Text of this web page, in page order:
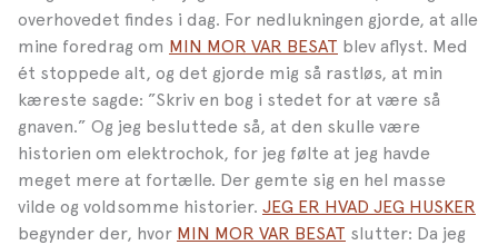
overhovedet findes i dag. For nedlukningen gjorde, at alle
mine foredrag om MIN MOR VAR BESAT blev aflyst. Med
ét stoppede alt, og det gjorde mig så rastløs, at min
kæreste sagde: ”Skriv en bog i stedet for at være så
gnaven.” Og jeg besluttede så, at den skulle være
historien om elektrochok, for jeg følte at jeg havde
meget mere at fortælle. Der gemte sig en hel masse
vilde og voldsomme historier. JEG ER HVAD JEG HUSKER
begynder der, hvor MIN MOR VAR BESAT slutter: Da jeg